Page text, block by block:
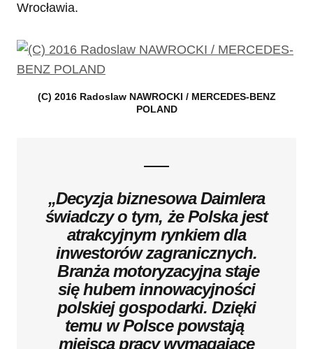
Wrocławia.
(C) 2016 Radoslaw NAWROCKI / MERCEDES-BENZ
POLAND
„Decyzja biznesowa Daimlera
świadczy o tym, że Polska jest
atrakcyjnym rynkiem dla
inwestorów zagranicznych.
Branża motoryzacyjna staje
się hubem innowacyjności
polskiej gospodarki. Dzięki
temu w Polsce powstają
miejsca pracy wymagające